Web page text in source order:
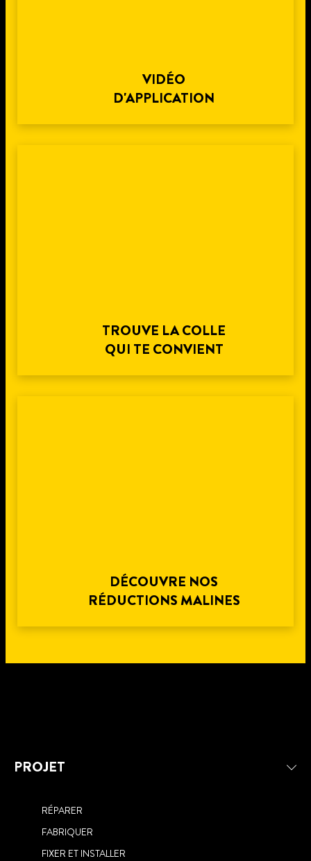
VIDÉO
D'APPLICATION
TROUVE LA COLLE
QUI TE CONVIENT
DÉCOUVRE NOS
RÉDUCTIONS MALINES
PROJET
RÉPARER
FABRIQUER
FIXER ET INSTALLER